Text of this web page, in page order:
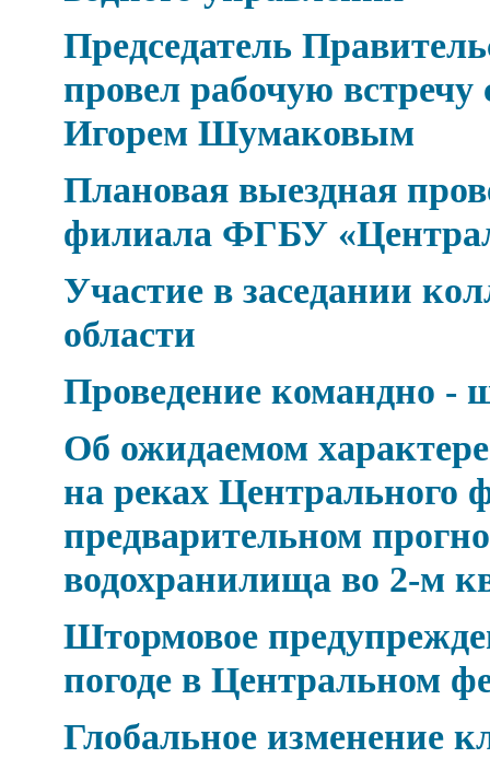
Председатель
провел рабочую встречу
Игорем Шумаковым
Плановая выездная
филиала ФГБУ
Участие в заседании
области
Проведение командно -
Об ожидаемом характере
на реках Центрального
предварительном
водохранилища во 2-м
Штормовое
погоде в Центральном
Глобальное изменение